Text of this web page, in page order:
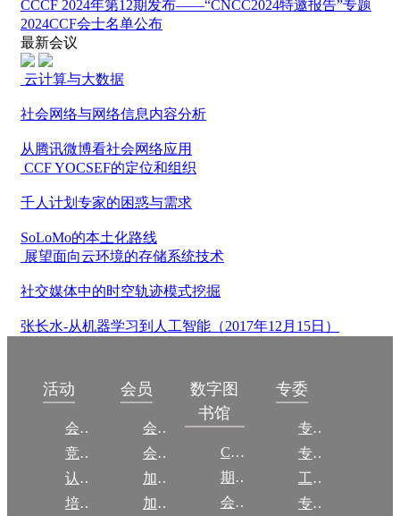
CCCF 2024年第12期发布——“CNCC2024特邀报告”专题
2024CCF会士名单公布
最新会议
云计算与大数据
社会网络与网络信息内容分析
从腾讯微博看社会网络应用
CCF YOCSEF的定位和组织
千人计划专家的困惑与需求
SoLoMo的本土化路线
展望面向云环境的存储系统技术
社交媒体中的时空轨迹模式挖掘
张长水-从机器学习到人工智能（2017年12月15日）
活动
会议
竞赛
认证
培训
会员
会员简介
会员权益
加入CCF
加入CCF
数字图
书馆
CCCF
期刊
会议
专委
专委简介
专委条例
工作问答
专委名单